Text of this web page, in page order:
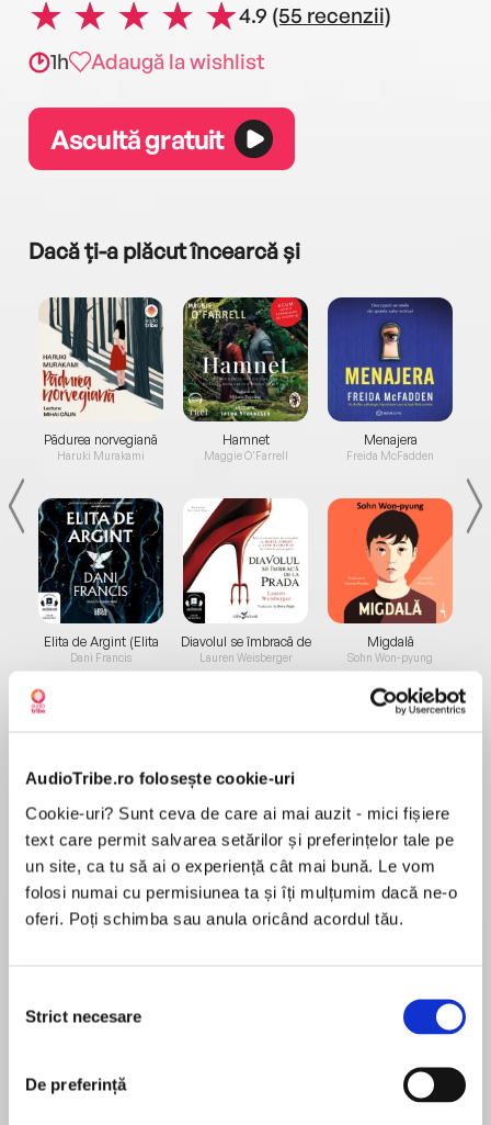
AudioTribe.ro folosește cookie-uri
Cookie-uri? Sunt ceva de care ai mai auzit - mici fișiere
text care permit salvarea setărilor și preferințelor tale pe
un site, ca tu să ai o experiență cât mai bună. Le vom
folosi numai cu permisiunea ta și îți mulțumim dacă ne-o
oferi. Poți schimba sau anula oricând acordul tău.
consimțământului
Strict necesare
De preferință
4.9 (55 recenzii)
1h
Adaugă la wishlist
Ascultă gratuit
Dacă ți-a plăcut încearcă și
Pădurea norvegiană
Haruki Murakami
Elita de Argint (Elita
de...
Dani Francis
Hamnet
Maggie O'Farrell
Diavolul se îmbracă de
la...
Lauren Weisberger
Menajera
Freida McFadden
Migdală
Sohn Won-pyung
Desprecarte
„Trebuie, mai întâi, să vă spun că vă citesc
acum un capitol din cartea mea care se
numeşte Amintiri din pribegie. [...] Capitolul pe
care vi-l citesc este ultimul din această carte şi,
de fapt, este dincolo de pribegie, fiindcă e
Eram în momentul acela la Paris, secretar
general al unei instituţii româneşti benevole
impresionaţi peste măsură de ce se întâmplase
la Bucureşti în decembrie 1989, am hotărât să